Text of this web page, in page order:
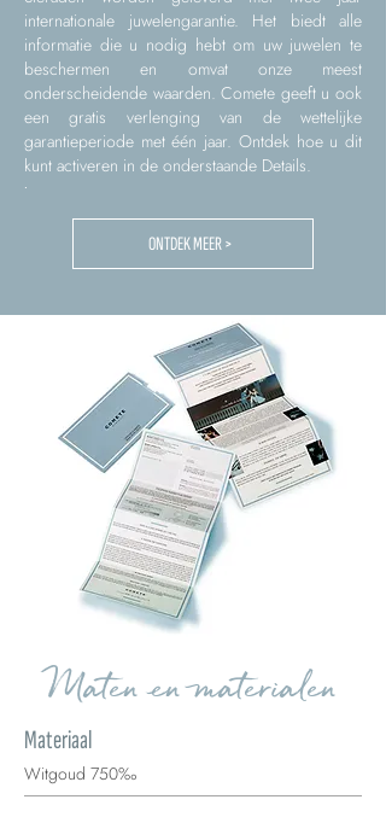
internationale juwelengarantie. Het biedt alle
informatie die u nodig hebt om uw juwelen te
beschermen en omvat onze meest
onderscheidende waarden. Comete geeft u ook
een gratis verlenging van de wettelijke
garantieperiode met één jaar. Ontdek hoe u dit
kunt activeren in de onderstaande Details.
ONTDEK MEER >
Maten en materialen
Materiaal
Witgoud 750‰